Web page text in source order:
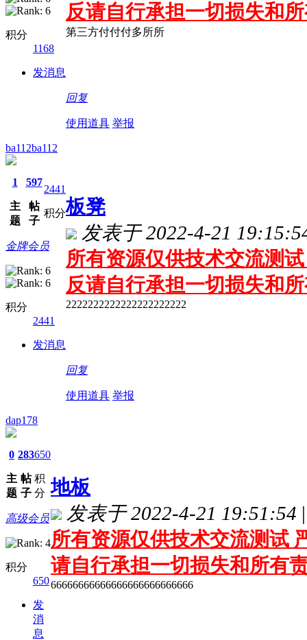
积分
1168
发消息
反请自行承担一切损失和
第三方付付付多所所
回复
使用道具 举报
ba112ba112
1
主
题
597
帖
子
2441
积分
金牌会员
积分
2441
发消息
板凳
发表于 2022-4-21
所有资源仅供技术交流测
反请自行承担一切损失和
2222222222222222222222
回复
使用道具 举报
dap178
0
主
题
283
帖
子
650
积
分
高级会员
积分
650
发
消
息
地板
发表于 2022-4-21 19:51:54 |
所有资源仅供技术交流测试
请自行承担一切损失和所有
66666666666666666666666666